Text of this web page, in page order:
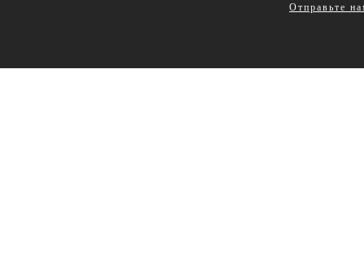
Отправьте